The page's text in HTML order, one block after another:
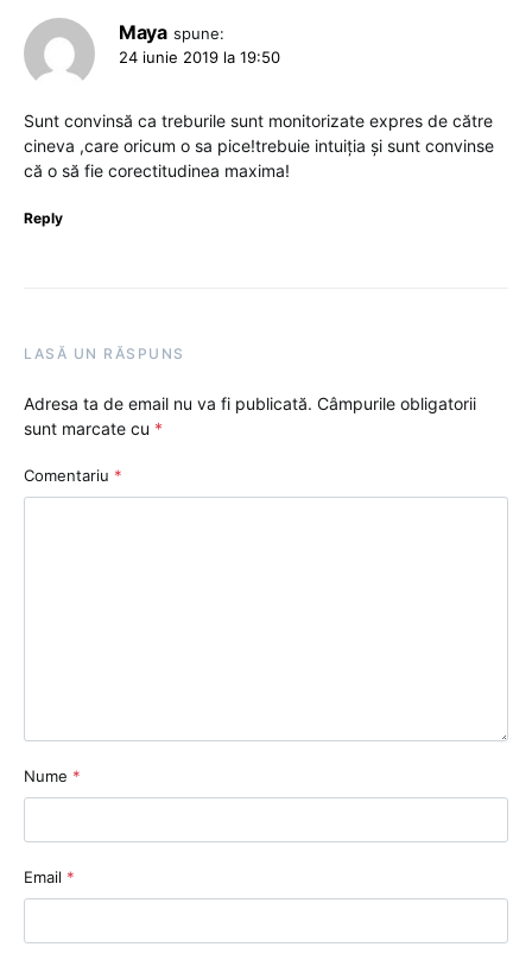
Maya spune:
24 iunie 2019 la 19:50
Sunt convinsă ca treburile sunt monitorizate expres de către
cineva ,care oricum o sa pice!trebuie intuiția și sunt convinse
că o să fie corectitudinea maxima!
Reply
LASĂ UN RĂSPUNS
Adresa ta de email nu va fi publicată. Câmpurile obligatorii
sunt marcate cu *
Comentariu *
Nume *
Email *